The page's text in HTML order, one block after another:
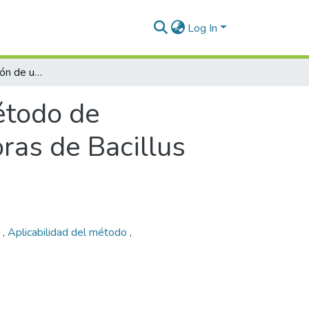
Log In
Proceso de validación de un método de cuantificación de células vegetativas y esporas de Bacillus spp. en productos probióticos
de
de Bacillus
, Aplicabilidad del método ,